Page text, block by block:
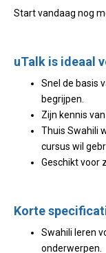
Start vandaag nog
uTalk is ideaal
Snel de basis
begrijpen.
Zijn kennis
Thuis Swahili
cursus wil
Geschikt voor
Korte
Swahili leren
onderwerpen.